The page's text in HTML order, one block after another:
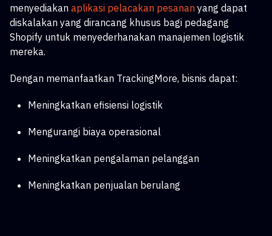
menyediakan aplikasi pelacakan pesanan yang dapat
diskalakan yang dirancang khusus bagi pedagang
Shopify untuk menyederhanakan manajemen logistik
mereka.
Dengan memanfaatkan TrackingMore, bisnis dapat:
Meningkatkan efisiensi logistik
Mengurangi biaya operasional
Meningkatkan pengalaman pelanggan
Meningkatkan penjualan berulang